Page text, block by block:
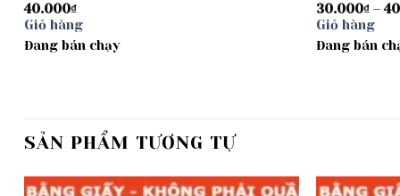
40.000₫
Giỏ hàng
Đang bán chạy
30.000₫ –
Giỏ hàng
Đang bán
SẢN PHẨM TƯƠNG TỰ